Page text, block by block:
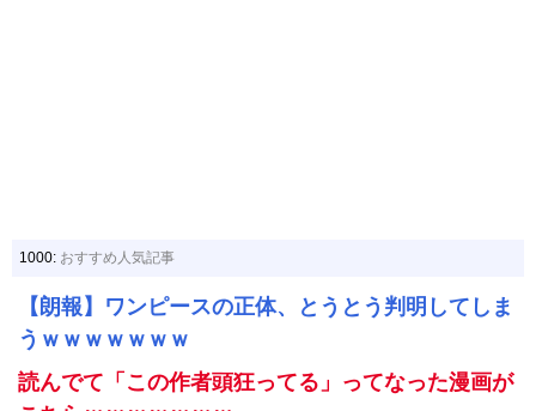
1000: おすすめ人気記事
【朗報】ワンピースの正体、とうとう判明してしま
うｗｗｗｗｗｗｗ
読んでて「この作者頭狂ってる」ってなった漫画が